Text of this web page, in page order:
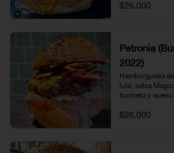
$26.000
Petronia
2022)
Hamburguesa
lulo, salsa
tocineta y
$26.000